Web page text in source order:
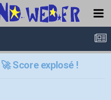
Score explosé !